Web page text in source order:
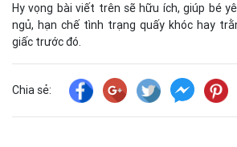
Hy vọng bài viết trên sẽ hữu ích, giúp bé
ngủ, hạn chế tình trạng quấy khóc hay
giấc trước đó.
Chia sẻ: